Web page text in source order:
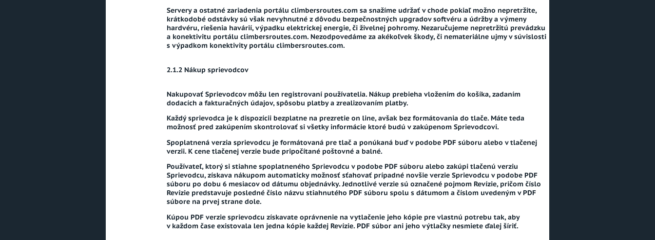
Servery a ostatné zariadenia portálu climbersroutes.com sa snažíme udržať v chode pokiaľ možno nepretržite,
krátkodobé odstávky sú však nevyhnutné z dôvodu bezpečnostných upgradov softvéru a údržby a výmeny
hardvéru, riešenia havárií, výpadku elektrickej energie, či živelnej pohromy. Nezaručujeme nepretržitú prevádzku
a konektivitu portálu climbersroutes.com. Nezodpovedáme za akékoľvek škody, či nemateriálne ujmy v súvislosti
s výpadkom konektivity portálu climbersroutes.com.
Nákup sprievodcov
Nakupovať Sprievodcov môžu len registrovaní používatelia. Nákup prebieha vložením do košíka, zadaním
dodacích a fakturačných údajov, spôsobu platby a zrealizovaním platby.
Každý sprievodca je k dispozícii bezplatne na prezretie on line, avšak bez formátovania do tlače. Máte teda
možnosť pred zakúpením skontrolovať si všetky informácie ktoré budú v zakúpenom Sprievodcovi.
Spoplatnená verzia sprievodcu je formátovaná pre tlač a ponúkaná buď v podobe PDF súboru alebo v tlačenej
verzii. K cene tlačenej verzie bude pripočítané poštovné a balné.
Používateľ, ktorý si stiahne spoplatneného Sprievodcu v podobe PDF súboru alebo zakúpi tlačenú verziu
Sprievodcu, získava nákupom automaticky možnosť sťahovať prípadné novšie verzie Sprievodcu v podobe PDF
súboru po dobu 6 mesiacov od dátumu objednávky. Jednotlivé verzie sú označené pojmom Revízie, pričom číslo
Revízie predstavuje posledné číslo názvu stiahnutého PDF súboru spolu s dátumom a číslom uvedeným v PDF
súbore na prvej strane dole.
Kúpou PDF verzie sprievodcu získavate oprávnenie na vytlačenie jeho kópie pre vlastnú potrebu tak, aby
v každom čase existovala len jedna kópie každej Revízie. PDF súbor ani jeho výtlačky nesmiete ďalej šíriť.